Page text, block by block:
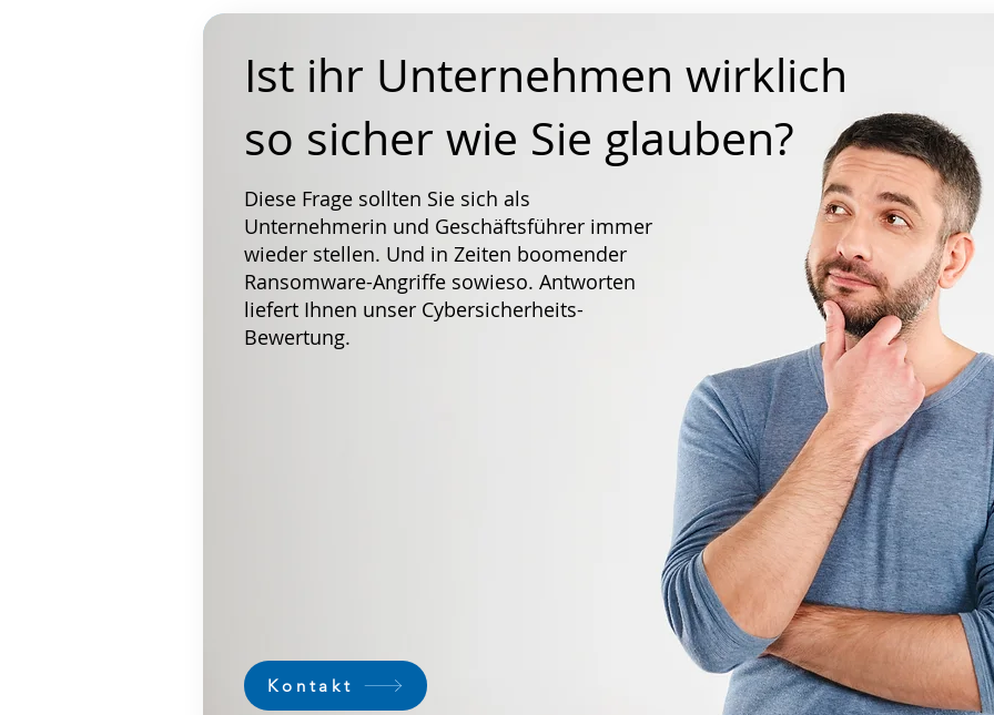
Kontakt
Ist ihr Unternehmen wirklich
so sicher wie Sie glauben?
Diese Frage sollten Sie sich als
Unternehmerin und Geschäftsführer immer
wieder stellen. Und in Zeiten boomender
Ransomware-Angriffe sowieso. Antworten
liefert Ihnen unser Cybersicherheits-
Bewertung.